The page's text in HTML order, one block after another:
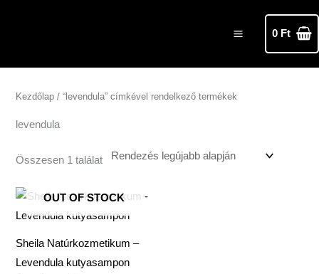
MAIN
MENU
0 Ft
Kezdőlap / “levendula” címkével rendelkező termékek
levendula
Összesen 1 találat
OUT OF STOCK
Sheila Natúrkozmetikum –
Levendula kutyasampon